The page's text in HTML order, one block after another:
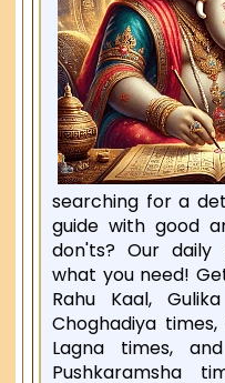
searching for a
guide with good
don'ts? Our daily
what you need!
Rahu Kaal,
Choghadiya
Lagna times,
Pushkaramsha